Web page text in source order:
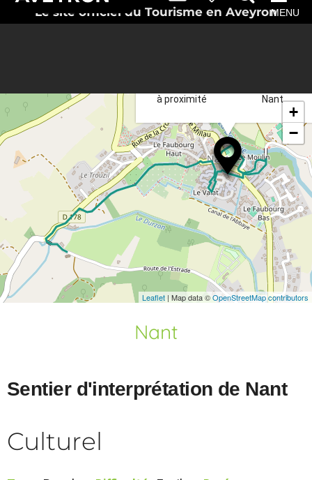
Le site officiel du Tourisme en AveyronMENU
à proximité
Nant
+
−
Leaflet | Map data ©OpenStreetMap contributors
Nant
Sentier d'interprétation de Nant
Culturel